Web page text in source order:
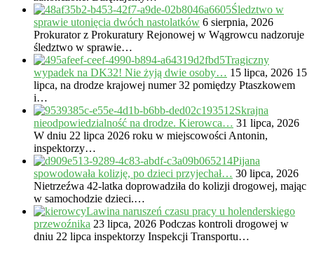
Śledztwo w
sprawie utonięcia dwóch nastolatków 6 sierpnia, 2026
Prokurator z Prokuratury Rejonowej w Wągrowcu nadzoruje
śledztwo w sprawie…
Tragiczny
wypadek na DK32! Nie żyją dwie osoby… 15 lipca, 2026 15
lipca, na drodze krajowej numer 32 pomiędzy Ptaszkowem
i…
Skrajna
nieodpowiedzialność na drodze. Kierowca… 31 lipca, 2026
W dniu 22 lipca 2026 roku w miejscowości Antonin,
inspektorzy…
Pijana
spowodowała kolizję, po dzieci przyjechał… 30 lipca, 2026
Nietrzeźwa 42-latka doprowadziła do kolizji drogowej, mając
w samochodzie dzieci.…
Lawina naruszeń czasu pracy u holenderskiego
przewoźnika 23 lipca, 2026 Podczas kontroli drogowej w
dniu 22 lipca inspektorzy Inspekcji Transportu…